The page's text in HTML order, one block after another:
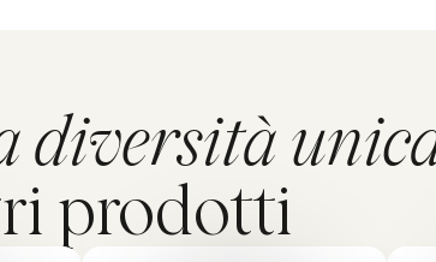
diversità
prodotti